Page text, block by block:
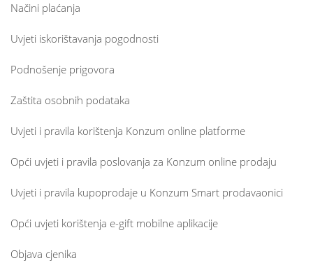
Načini plaćanja
Uvjeti iskorištavanja pogodnosti
Podnošenje prigovora
Zaštita osobnih podataka
Uvjeti i pravila korištenja Konzum online platforme
Opći uvjeti i pravila poslovanja za Konzum online prodaju
Uvjeti i pravila kupoprodaje u Konzum Smart prodavaonici
Opći uvjeti korištenja e-gift mobilne aplikacije
Objava cjenika